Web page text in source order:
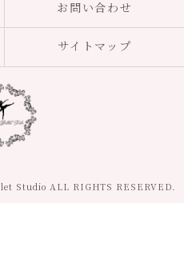
お問い合わせ
サイトマップ
Studio ALL RIGHTS RESERVED.